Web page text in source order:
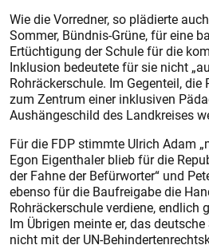
Wie die Vorredner, so plädierte
Sommer, Bündnis-Grüne, für eine
Ertüchtigung der Schule für die
Inklusion bedeutete für sie nicht
Rohräckerschule. Im Gegenteil, die
zum Zentrum einer inklusiven
Aushängeschild des Landkreises
Für die FDP stimmte Ulrich Adam
Egon Eigenthaler blieb für die
der Fahne der Befürworter“ und
ebenso für die Baufreigabe die
Rohräckerschule verdiene, endlich
Im Übrigen meinte er, das
nicht mit der UN-